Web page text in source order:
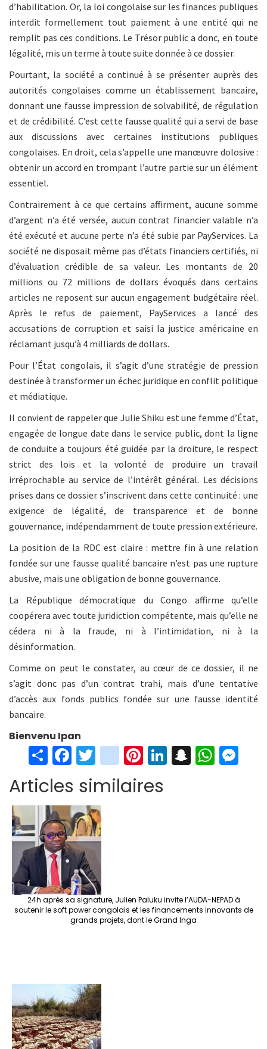
d’habilitation. Or, la loi congolaise sur les finances publiques
interdit formellement tout paiement à une entité qui ne
remplit pas ces conditions. Le Trésor public a donc, en toute
légalité, mis un terme à toute suite donnée à ce dossier.
Pourtant, la société a continué à se présenter auprès des
autorités congolaises comme un établissement bancaire,
donnant une fausse impression de solvabilité, de régulation
et de crédibilité. C’est cette fausse qualité qui a servi de base
aux discussions avec certaines institutions publiques
congolaises. En droit, cela s’appelle une manœuvre dolosive :
obtenir un accord en trompant l’autre partie sur un élément
essentiel.
Contrairement à ce que certains affirment, aucune somme
d’argent n’a été versée, aucun contrat financier valable n’a
été exécuté et aucune perte n’a été subie par PayServices. La
société ne disposait même pas d’états financiers certifiés, ni
d’évaluation crédible de sa valeur. Les montants de 20
millions ou 72 millions de dollars évoqués dans certains
articles ne reposent sur aucun engagement budgétaire réel.
Après le refus de paiement, PayServices a lancé des
accusations de corruption et saisi la justice américaine en
réclamant jusqu’à 4 milliards de dollars.
Pour l’État congolais, il s’agit d’une stratégie de pression
destinée à transformer un échec juridique en conflit politique
et médiatique.
Il convient de rappeler que Julie Shiku est une femme d’État,
engagée de longue date dans le service public, dont la ligne
de conduite a toujours été guidée par la droiture, le respect
strict des lois et la volonté de produire un travail
irréprochable au service de l’intérêt général. Les décisions
prises dans ce dossier s’inscrivent dans cette continuité : une
exigence de légalité, de transparence et de bonne
gouvernance, indépendamment de toute pression extérieure.
La position de la RDC est claire : mettre fin à une relation
fondée sur une fausse qualité bancaire n’est pas une rupture
abusive, mais une obligation de bonne gouvernance.
La République démocratique du Congo affirme qu’elle
coopérera avec toute juridiction compétente, mais qu’elle ne
cédera ni à la fraude, ni à l’intimidation, ni à la
désinformation.
Comme on peut le constater, au cœur de ce dossier, il ne
s’agit donc pas d’un contrat trahi, mais d’une tentative
d’accès aux fonds publics fondée sur une fausse identité
bancaire.
Bienvenu Ipan
S
h
ar
e
Fa
ce
b
o
o
k
T
wi
tt
er
in
st
ag
Pi
er
Li S W
Articles similaires
24h après sa signature, Julien Paluku invite l’AUDA-NEPAD à
soutenir le soft power congolais et les financements innovants de
grands projets, dont le Grand Inga